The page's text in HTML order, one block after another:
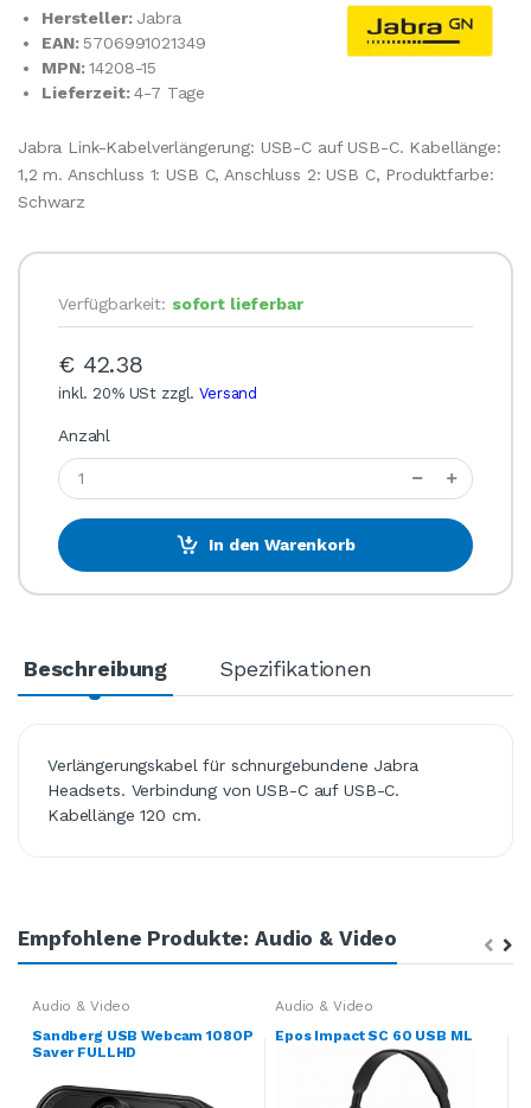
Hersteller: Jabra
EAN: 5706991021349
MPN:14208-15
Lieferzeit:4-7 Tage
Jabra Link-Kabelverlängerung: USB-C auf USB-C. Kabellänge:
1,2 m. Anschluss 1: USB C, Anschluss 2: USB C, Produktfarbe:
Schwarz
Verfügbarkeit: sofort lieferbar
€ 42.38
inkl. 20% USt zzgl.Versand
Anzahl
In den Warenkorb
Beschreibung Spezifikationen
Verlängerungskabel für schnurgebundene Jabra
Headsets. Verbindung von USB-C auf USB-C.
Kabellänge 120 cm.
Empfohlene Produkte: Audio & Video
Audio & Video
Sandberg USB Webcam 1080P
Saver FULLHD
Audio & Video
Epos Impact SC 60 USB ML